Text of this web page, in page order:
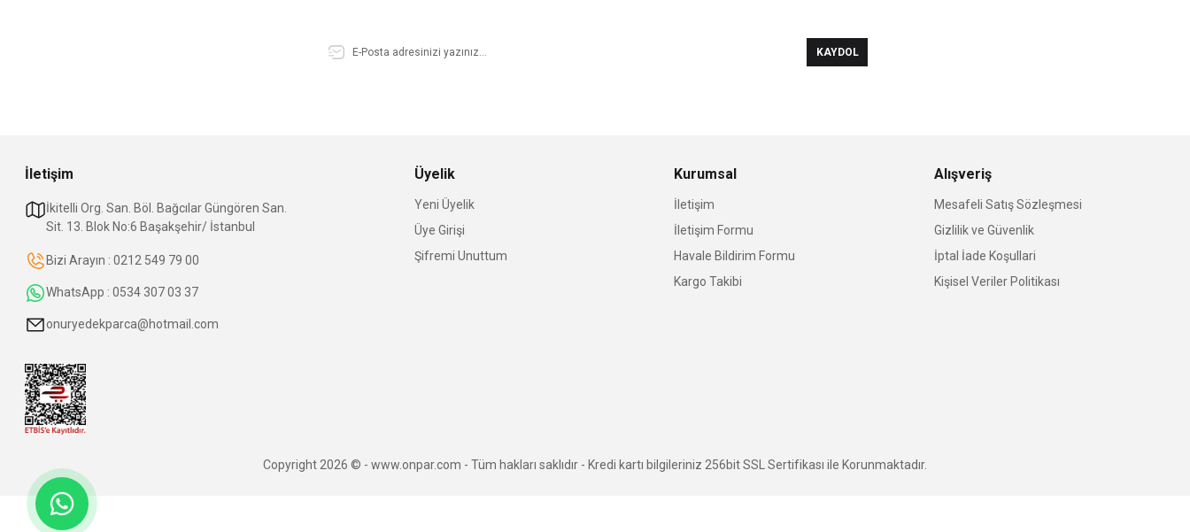
KAYDOL
İletişim
İkitelli Org. San. Böl. Bağcılar Güngören San.
Sit. 13. Blok No:6 Başakşehir/ İstanbul
Bizi Arayın : 0212 549 79 00
WhatsApp : 0534 307 03 37
onuryedekparca@hotmail.com
Üyelik
Yeni Üyelik
Üye Girişi
Şifremi Unuttum
Kurumsal
İletişim
İletişim Formu
Havale Bildirim Formu
Kargo Takibi
Alışveriş
Mesafeli Satış Sözleşmesi
Gizlilik ve Güvenlik
İptal İade Koşullari
Kişisel Veriler Politikası
Copyright 2026 © - www.onpar.com - Tüm hakları saklıdır - Kredi kartı bilgileriniz 256bit SSL Sertifikası ile Korunmaktadır.